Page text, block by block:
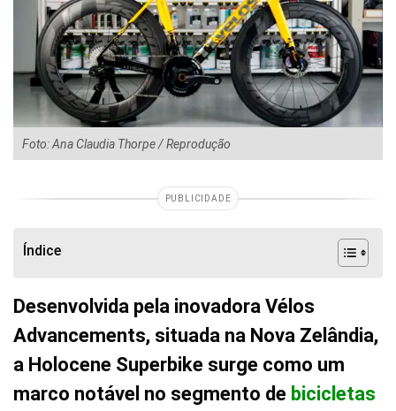
Foto: Ana Claudia Thorpe / Reprodução
PUBLICIDADE
Índice
Desenvolvida pela inovadora Vélos
Advancements, situada na Nova Zelândia,
a Holocene Superbike surge como um
marco notável no segmento de bicicletas